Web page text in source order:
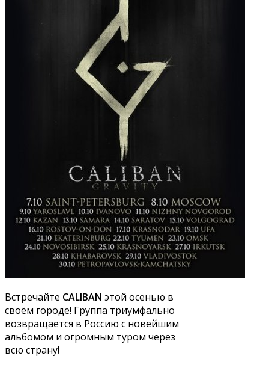
Встречайте CALIBAN этой осенью в
своём городе! Группа триумфально
возвращается в Россию с новейшим
альбомом и огромным туром через
всю страну!